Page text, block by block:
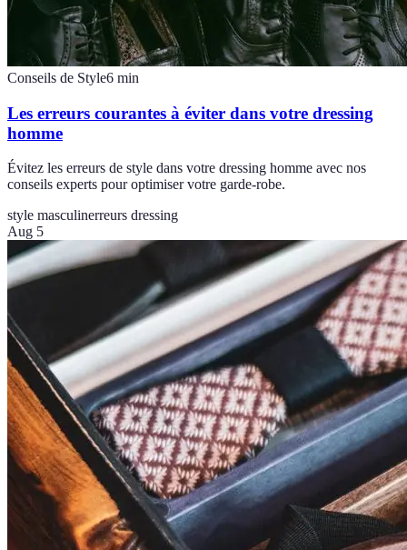
Conseils de Style6 min
Les erreurs courantes à éviter dans votre dressing
homme
Évitez les erreurs de style dans votre dressing homme avec nos
conseils experts pour optimiser votre garde-robe.
style masculinerreurs dressing
Aug 5